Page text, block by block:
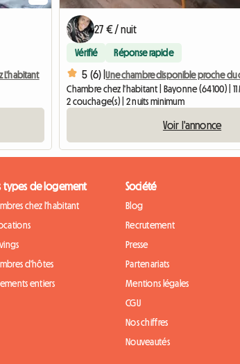
L'habitant
27 € / nuit
Vérifié Réponse rapide
5 (6) |Une chambre disponible proche du
Chambre chez l'habitant | Bayonne (64100) | 11
2 couchage(s) | 2 nuits minimum
Voir l'annonce
types de logement
chez l'habitant
d'hôtes
entiers
Société
Blog
Recrutement
Presse
Partenariats
Mentions légales
CGU
Nos chiffres
Nouveautés